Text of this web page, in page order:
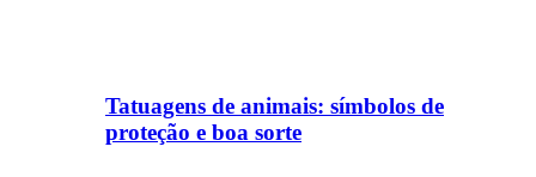
Tatuagens de animais: símbolos de
proteção e boa sorte